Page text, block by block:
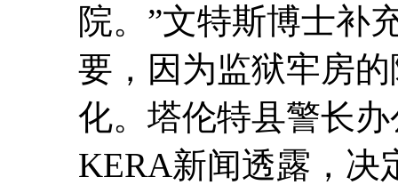
院。”文特斯博士补
要，因为监狱牢房
化。塔伦特县警长
KERA新闻透露，决